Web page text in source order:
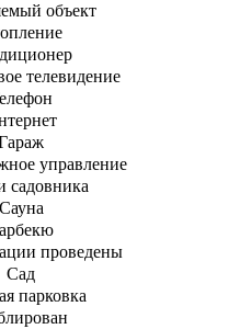
объект
телевидение
управление
проведены
Сад
парковка